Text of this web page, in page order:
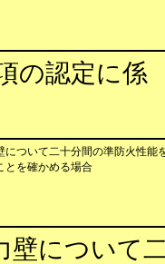
の認定に係
について二十分間の準防火性能
とを確かめる場合
壁について